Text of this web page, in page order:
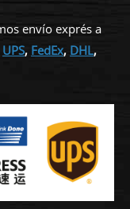
envío exprés a
UPS, FedEx, DHL,